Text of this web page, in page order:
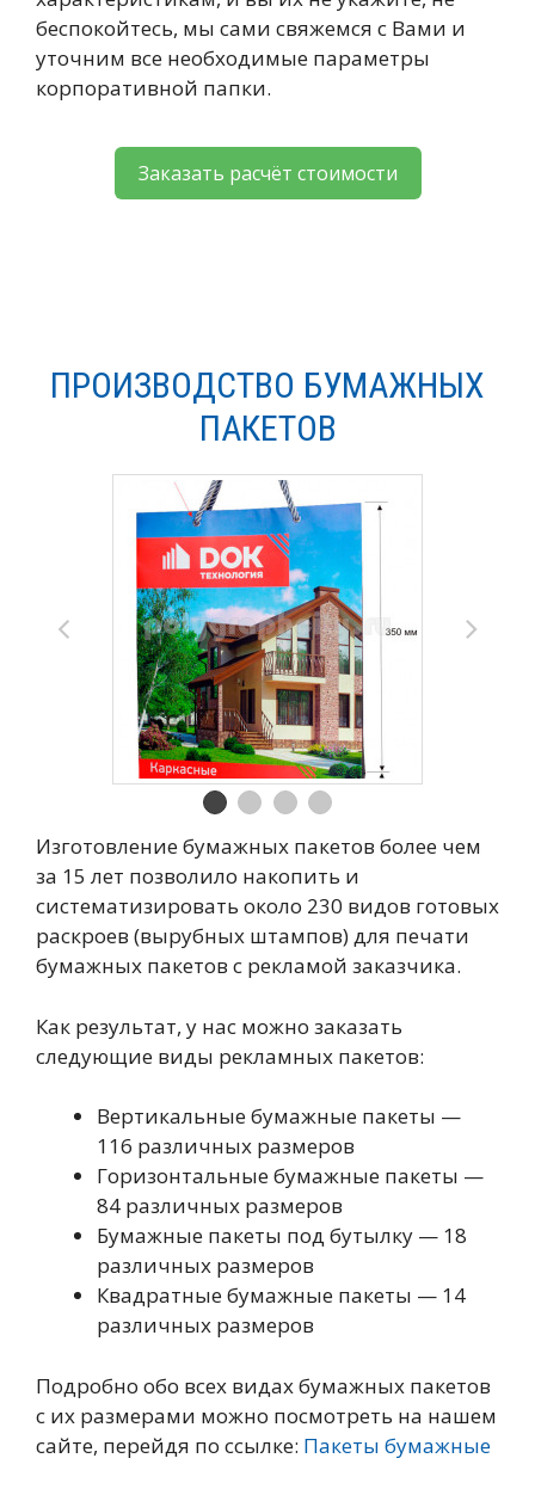
беспокойтесь, мы сами свяжемся с Вами и
уточним все необходимые параметры
корпоративной папки.
Заказать расчёт стоимости
ПРОИЗВОДСТВО БУМАЖНЫХ
ПАКЕТОВ
Изготовление бумажных пакетов более чем
за 15 лет позволило накопить и
систематизировать около 230 видов готовых
раскроев (вырубных штампов) для печати
бумажных пакетов с рекламой заказчика.
Как результат, у нас можно заказать
следующие виды рекламных пакетов:
Вертикальные бумажные пакеты —
116 различных размеров
Горизонтальные бумажные пакеты —
84 различных размеров
Бумажные пакеты под бутылку — 18
различных размеров
Квадратные бумажные пакеты — 14
различных размеров
Подробно обо всех видах бумажных пакетов
с их размерами можно посмотреть на нашем
сайте, перейдя по ссылке: Пакеты бумажные